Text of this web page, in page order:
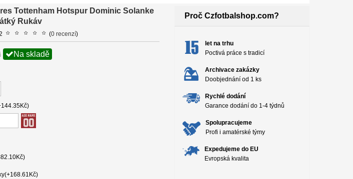
Tottenham Hotspur Dominic Solanke
Rukáv
(0 recenzí)
Na skladě
Proč Czfotbalshop.com?
let na trhu
Poctivá práce s tradicí
Archivace zakázky
Doobjednání od 1 ks
Rychlé dodání
Garance dodání do 1-4 týdnů
Spolupracujeme
Profi i amatérské týmy
Expedujeme do EU
Evropská kvalita